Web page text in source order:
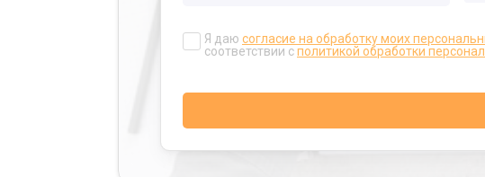
Я даю согласие на обработку моих
соответствии сполитикой обработки